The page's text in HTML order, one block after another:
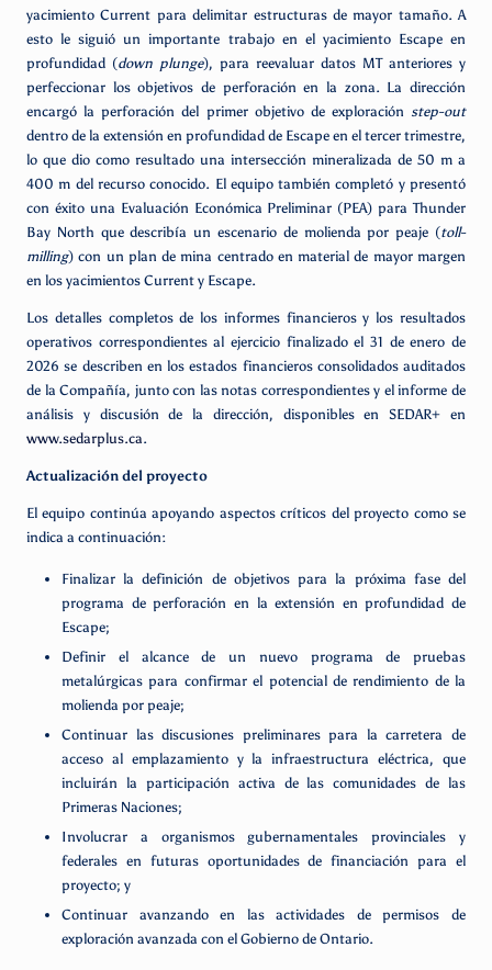
yacimiento Current para delimitar estructuras de mayor tamaño. A
esto le siguió un importante trabajo en el yacimiento Escape en
profundidad (down plunge), para reevaluar datos MT anteriores y
perfeccionar los objetivos de perforación en la zona. La dirección
encargó la perforación del primer objetivo de exploración step-out
dentro de la extensión en profundidad de Escape en el tercer trimestre,
lo que dio como resultado una intersección mineralizada de 50 m a
400 m del recurso conocido. El equipo también completó y presentó
con éxito una Evaluación Económica Preliminar (PEA) para Thunder
Bay North que describía un escenario de molienda por peaje (toll-
milling) con un plan de mina centrado en material de mayor margen
en los yacimientos Current y Escape.
Los detalles completos de los informes financieros y los resultados
operativos correspondientes al ejercicio finalizado el 31 de enero de
2026 se describen en los estados financieros consolidados auditados
de la Compañía, junto con las notas correspondientes y el informe de
análisis y discusión de la dirección, disponibles en SEDAR+ en
www.sedarplus.ca.
Actualización del proyecto
El equipo continúa apoyando aspectos críticos del proyecto como se
indica a continuación:
Finalizar la definición de objetivos para la próxima fase del
programa de perforación en la extensión en profundidad de
Escape;
Definir el alcance de un nuevo programa de pruebas
metalúrgicas para confirmar el potencial de rendimiento de la
molienda por peaje;
Continuar las discusiones preliminares para la carretera de
acceso al emplazamiento y la infraestructura eléctrica, que
incluirán la participación activa de las comunidades de las
Primeras Naciones;
Involucrar a organismos gubernamentales provinciales y
federales en futuras oportunidades de financiación para el
proyecto; y
Continuar avanzando en las actividades de permisos de
exploración avanzada con el Gobierno de Ontario.